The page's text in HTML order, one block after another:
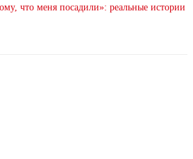
что меня посадили»: реальные истории